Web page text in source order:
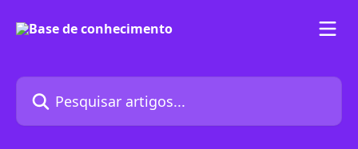
Pesquisar artigos...